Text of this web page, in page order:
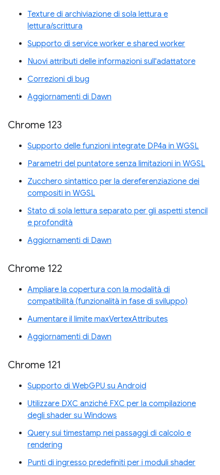
Texture di archiviazione di sola lettura e
lettura/scrittura
Supporto di service worker e shared worker
Nuovi attributi delle informazioni sull'adattatore
Correzioni di bug
Aggiornamenti di Dawn
Chrome 123
Supporto delle funzioni integrate DP4a in WGSL
Parametri del puntatore senza limitazioni in WGSL
Zucchero sintattico per la dereferenziazione dei
compositi in WGSL
Stato di sola lettura separato per gli aspetti stencil
e profondità
Aggiornamenti di Dawn
Chrome 122
Ampliare la copertura con la modalità di
compatibilità (funzionalità in fase di sviluppo)
Aumentare il limite maxVertexAttributes
Aggiornamenti di Dawn
Chrome 121
Supporto di WebGPU su Android
Utilizzare DXC anziché FXC per la compilazione
degli shader su Windows
Query sui timestamp nei passaggi di calcolo e
rendering
Punti di ingresso predefiniti per i moduli shader